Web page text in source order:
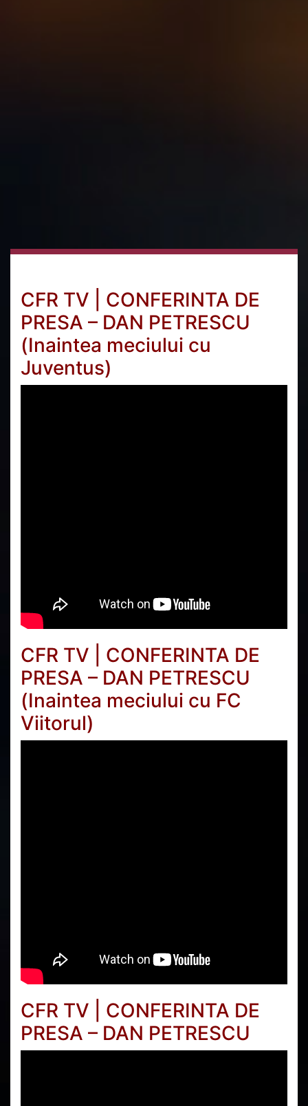
CFR TV | CONFERINTA DE
PRESA – DAN PETRESCU
(Inaintea meciului cu
Juventus)
CFR TV | CONFERINTA DE
PRESA – DAN PETRESCU
(Inaintea meciului cu FC
Viitorul)
CFR TV | CONFERINTA DE
PRESA – DAN PETRESCU